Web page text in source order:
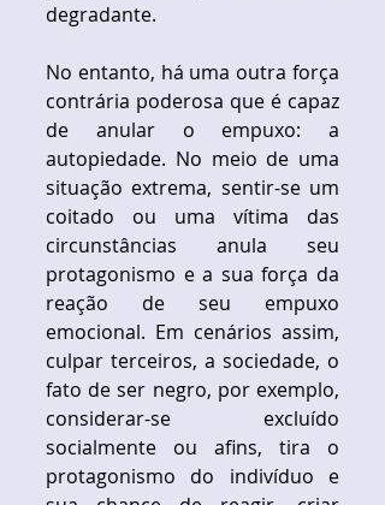
degradante.
No entanto, há uma outra força
contrária poderosa que é capaz
de anular o empuxo: a
autopiedade. No meio de uma
situação extrema, sentir-se um
coitado ou uma vítima das
circunstâncias anula seu
protagonismo e a sua força da
reação de seu empuxo
emocional. Em cenários assim,
culpar terceiros, a sociedade, o
fato de ser negro, por exemplo,
considerar-se excluído
socialmente ou afins, tira o
protagonismo do indivíduo e